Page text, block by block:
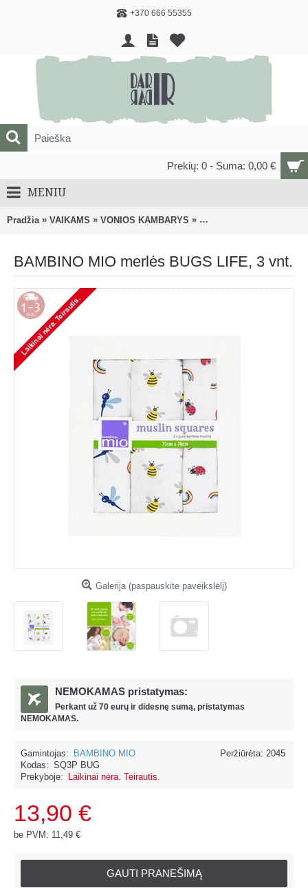
+370 666 55355
Prekių: 0 - Suma: 0,00 €
MENIU
Pradžia » VAIKAMS » VONIOS KAMBARYS » Vystymo stalai, lentos,
BAMBINO MIO merlės BUGS LIFE, 3 vnt.
Galerija (paspauskite paveikslėlį)
NEMOKAMAS pristatymas:
Perkant už 70 eurų ir didesnę sumą, pristatymas
NEMOKAMAS.
Peržiūrėta: 2045
Gamintojas:
BAMBINO MIO
Kodas: SQ3P BUG
Prekyboje:
Laikinai nėra. Teirautis.
13,90 €
be PVM: 11,49 €
GAUTI PRANEŠIMĄ